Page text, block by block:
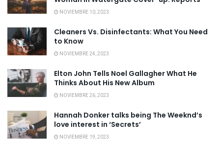
NOVIEMBRE 10, 2023
Cleaners Vs. Disinfectants: What You Need
to Know
NOVIEMBRE 24, 2023
Elton John Tells Noel Gallagher What He
Thinks About His New Album
NOVIEMBRE 26, 2023
Hannah Donker talks being The Weeknd’s
love interest in ‘Secrets’
NOVIEMBRE 19, 2023